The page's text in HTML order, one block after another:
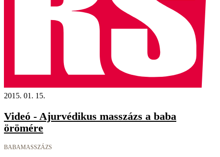
2015. 01. 15.
Videó - Ajurvédikus masszázs a baba
örömére
BABAMASSZÁZS